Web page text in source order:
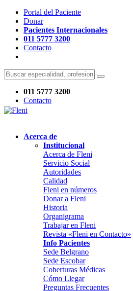
Portal del Paciente
Donar
Pacientes Internacionales
011 5777 3200
Contacto
011 5777 3200
Contacto
Acerca de
Institucional
Acerca de Fleni
Servicio Social
Autoridades
Calidad
Fleni en números
Donar a Fleni
Historia
Organigrama
Trabajar en Fleni
Revista «Fleni en Contacto»
Info Pacientes
Sede Belgrano
Sede Escobar
Coberturas Médicas
Cómo Llegar
Preguntas Frecuentes